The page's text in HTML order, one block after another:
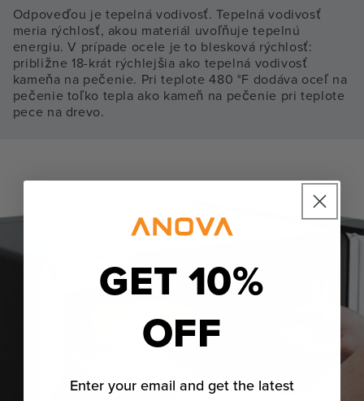
Odpoveďou je tepelná vodivosť. Tepelná vodivosť
meria rýchlosť, akou materiál uvoľňuje tepelnú
energiu. V prípade ocele je to blesková rýchlosť:
približne 18-krát rýchlejšia ako tepelná vodivosť
kameňa na pečenie. Pri teplote 480 °F dodáva oceľ na
pečenie toľko tepla ako kameň na pečenie pri teplote
pece na drevo.
GET 10%
OFF
Enter your email and get the latest